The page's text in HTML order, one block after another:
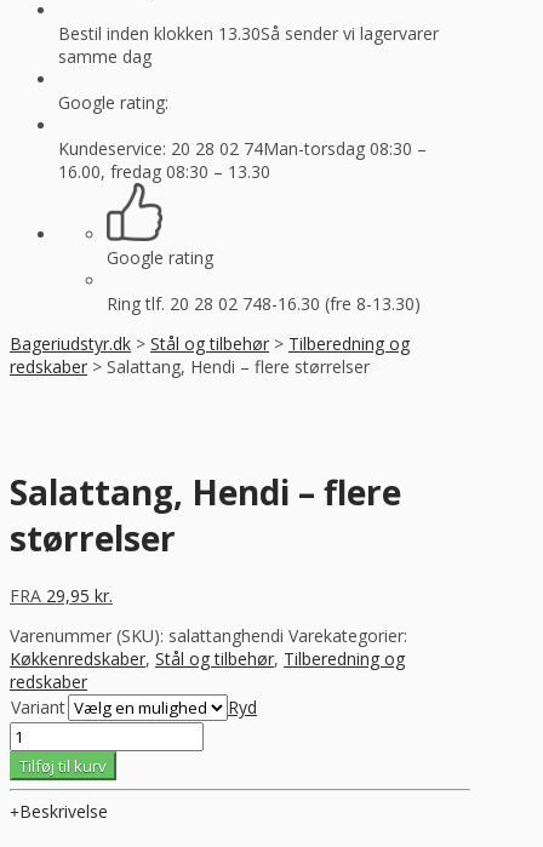
Bestil inden klokken 13.30Så sender vi lagervarer
samme dag
Google rating:
Kundeservice: 20 28 02 74Man-torsdag 08:30 –
16.00, fredag 08:30 – 13.30
Google rating
Ring tlf. 20 28 02 748-16.30 (fre 8-13.30)
Bageriudstyr.dk > Stål og tilbehør > Tilberedning og
redskaber > Salattang, Hendi – flere størrelser
Salattang, Hendi – flere
størrelser
FRA 29,95 kr.
Varenummer (SKU): salattanghendi Varekategorier:
Køkkenredskaber, Stål og tilbehør, Tilberedning og
redskaber
Variant
Ryd
Salattang,
Hendi
-
flere
størrelser
Tilføj til kurv
Beskrivelse